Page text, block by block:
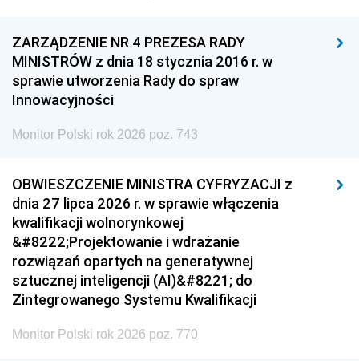
ZARZĄDZENIE NR 4 PREZESA RADY
MINISTRÓW z dnia 18 stycznia 2016 r. w
sprawie utworzenia Rady do spraw
Innowacyjności
Monitor Polski rok 2026 poz. 743
OBWIESZCZENIE MINISTRA CYFRYZACJI z
dnia 27 lipca 2026 r. w sprawie włączenia
kwalifikacji wolnorynkowej
&#8222;Projektowanie i wdrażanie
rozwiązań opartych na generatywnej
sztucznej inteligencji (AI)&#8221; do
Zintegrowanego Systemu Kwalifikacji
Monitor Polski rok 2026 poz. 770